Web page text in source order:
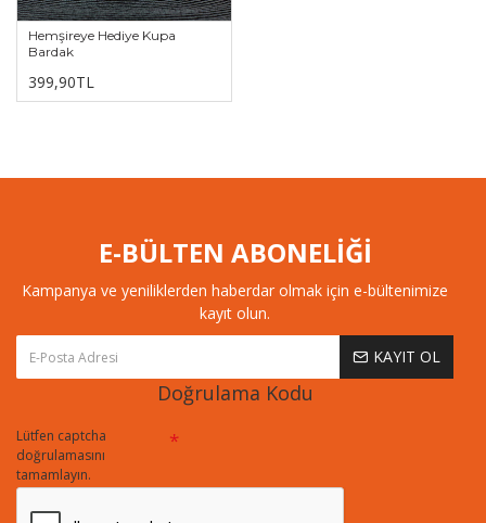
Hemşireye Hediye Kupa
Bardak
399,90TL
E-BÜLTEN ABONELİĞİ
Kampanya ve yeniliklerden haberdar olmak için e-bültenimize
kayıt olun.
KAYIT OL
Doğrulama Kodu
Lütfen captcha
doğrulamasını
tamamlayın.